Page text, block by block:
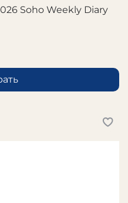
Soho Weekly Diary